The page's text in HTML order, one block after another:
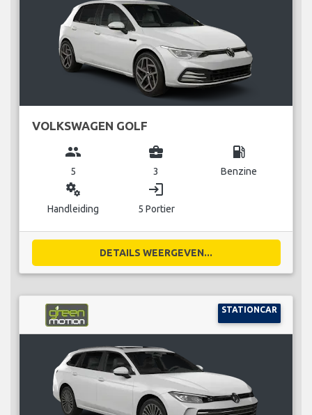
VOLKSWAGEN GOLF
group
5
business_center
3
local_gas_station
Benzine
miscellaneous_services
Handleiding
login
5 Portier
DETAILS WEERGEVEN...
STATIONCAR